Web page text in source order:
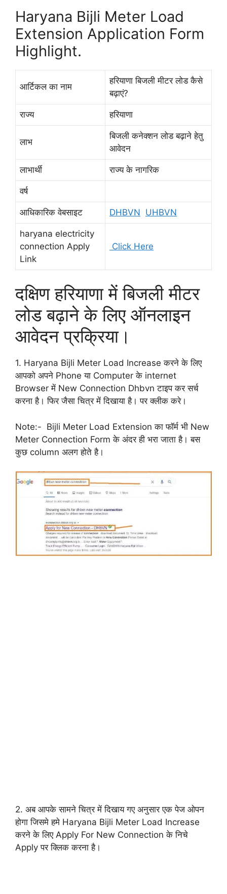
Haryana Bijli Meter Load
Extension Application Form
Highlight.
आर्टिकल का नाम
हरियाणा बिजली मीटर लोड कैसे
बढ़ाएं?
राज्य हरियाणा
लाभ
बिजली कनेक्शन लोड बढ़ाने हेतु
आवेदन
लाभार्थी राज्य के नागरिक
वर्ष
आधिकारिक वेबसाइट DHBVN UHBVN
haryana electricity
connection Apply
Link
Click Here
दक्षिण हरियाणा में बिजली मीटर
लोड बढ़ाने के लिए ऑनलाइन
आवेदन प्रक्रिया।
1. Haryana Bijli Meter Load Increase करने के लिए
आपको अपने Phone या Computer के internet
Browser में New Connection Dhbvn टाइप कर सर्च
करना है। फिर जैसा चित्र में दिखाया है। पर क्लीक करे।
Note:- Bijli Meter Load Extension का फॉर्म भी New
Meter Connection Form के अंदर ही भरा जाता है। बस
कुछ column अलग होते है।
2. अब आपके सामने चित्र में दिखाय गए अनुसार एक पेज ओपन
होगा जिसमे हमे Haryana Bijli Meter Load Increase
करने के लिए Apply For New Connection के निचे
Apply पर क्लिक करना है।